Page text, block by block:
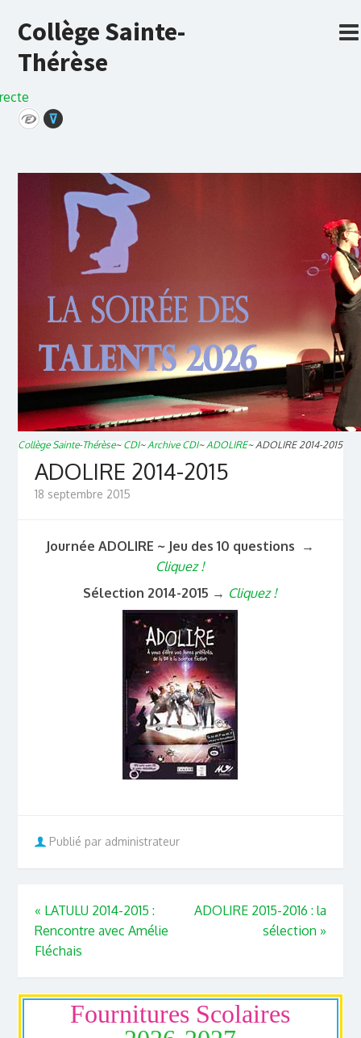
Collège Sainte-
Thérèse
⊽
Collège Sainte-Thérèse~ CDI~Archive CDI~ADOLIRE~ ADOLIRE 2014-2015
ADOLIRE 2014-2015
18 septembre 2015
Journée ADOLIRE ~ Jeu des 10 questions →
Cliquez !
Sélection 2014-2015 → Cliquez !
Publié par administrateur
« LATULU 2014-2015 :
Rencontre avec Amélie
Fléchais
ADOLIRE 2015-2016 : la
sélection »
Fournitures Scolaires